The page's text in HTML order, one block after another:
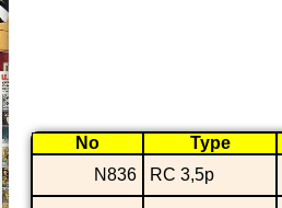
No Type
N836
RC 3,5p